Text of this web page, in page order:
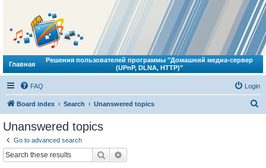
Главная
Решения пользователей программы "Домашний медиа-сервер
(UPnP, DLNA, HTTP)"
FAQ Login
Board index Search Unanswered topics
Unanswered topics
Go to advanced search
Search